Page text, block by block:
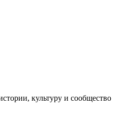
культуру и сообщество